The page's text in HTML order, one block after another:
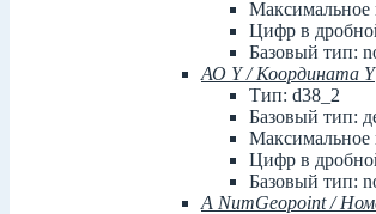
Максимальное
Цифр в
Базовый тип:
АО Y / Координата Y
Тип: d38_2
Базовый тип:
Максимальное
Цифр в
Базовый тип:
А NumGeopoint /